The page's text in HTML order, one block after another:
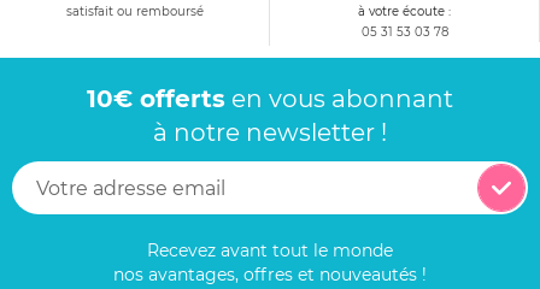
satisfait ou remboursé
à votre écoute :
05 31 53 03 78
10€ offerts en vous abonnant
à notre newsletter !
Recevez avant tout le monde
nos avantages, offres et nouveautés !